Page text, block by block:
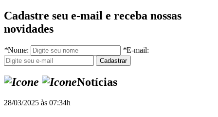
Cadastre seu e-mail e receba nossas
novidades
*Nome: *E-mail:
Notícias
28/03/2025 às 07:34h